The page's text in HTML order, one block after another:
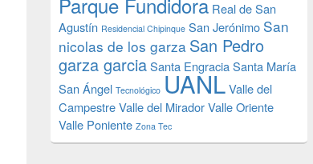
Real de San
Agustín Residencial Chipinque San Jerónimo San
nicolas de los garza San Pedro
garza garciaSanta EngraciaSanta María
San Ángel Tecnológico UANLValle del
CampestreValle del MiradorValle Oriente
Valle Poniente Zona Tec